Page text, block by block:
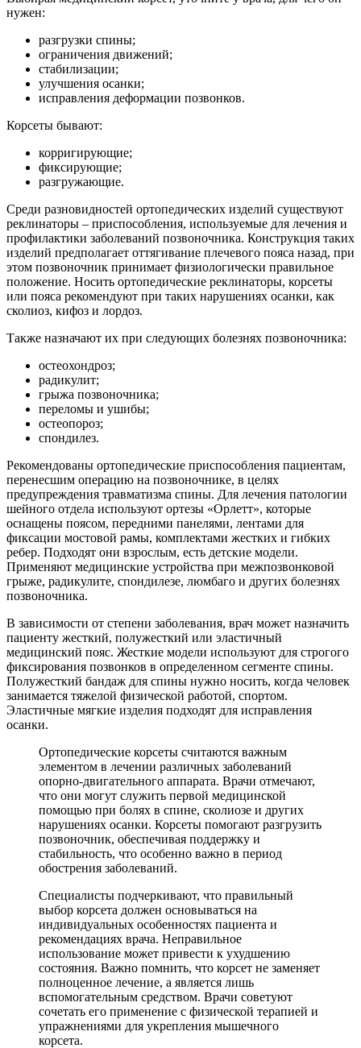
нужен:
разгрузки спины;
ограничения движений;
стабилизации;
улучшения осанки;
исправления деформации позвонков.
Корсеты бывают:
корригирующие;
фиксирующие;
разгружающие.
Среди разновидностей ортопедических изделий существуют
реклинаторы – приспособления, используемые для лечения и
профилактики заболеваний позвоночника. Конструкция таких
изделий предполагает оттягивание плечевого пояса назад, при
этом позвоночник принимает физиологически правильное
положение. Носить ортопедические реклинаторы, корсеты
или пояса рекомендуют при таких нарушениях осанки, как
сколиоз, кифоз и лордоз.
Также назначают их при следующих болезнях позвоночника:
остеохондроз;
радикулит;
грыжа позвоночника;
переломы и ушибы;
остеопороз;
спондилез.
Рекомендованы ортопедические приспособления пациентам,
перенесшим операцию на позвоночнике, в целях
предупреждения травматизма спины. Для лечения патологии
шейного отдела используют ортезы «Орлетт», которые
оснащены поясом, передними панелями, лентами для
фиксации мостовой рамы, комплектами жестких и гибких
ребер. Подходят они взрослым, есть детские модели.
Применяют медицинские устройства при межпозвонковой
грыже, радикулите, спондилезе, люмбаго и других болезнях
позвоночника.
В зависимости от степени заболевания, врач может назначить
пациенту жесткий, полужесткий или эластичный
медицинский пояс. Жесткие модели используют для строгого
фиксирования позвонков в определенном сегменте спины.
Полужесткий бандаж для спины нужно носить, когда человек
занимается тяжелой физической работой, спортом.
Эластичные мягкие изделия подходят для исправления
осанки.
Ортопедические корсеты считаются важным
элементом в лечении различных заболеваний
опорно-двигательного аппарата. Врачи отмечают,
что они могут служить первой медицинской
помощью при болях в спине, сколиозе и других
нарушениях осанки. Корсеты помогают разгрузить
позвоночник, обеспечивая поддержку и
стабильность, что особенно важно в период
обострения заболеваний.
Специалисты подчеркивают, что правильный
выбор корсета должен основываться на
индивидуальных особенностях пациента и
рекомендациях врача. Неправильное
использование может привести к ухудшению
состояния. Важно помнить, что корсет не заменяет
полноценное лечение, а является лишь
вспомогательным средством. Врачи советуют
сочетать его применение с физической терапией и
упражнениями для укрепления мышечного
корсета.